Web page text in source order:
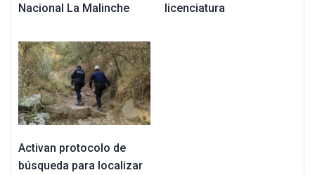
Nacional La Malinche
licenciatura
Activan protocolo de
búsqueda para localizar